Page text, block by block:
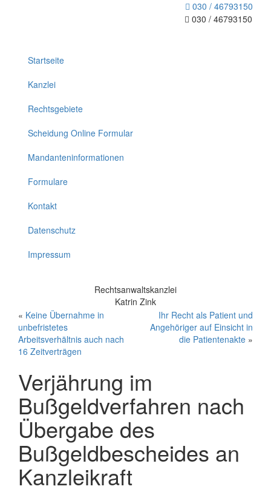
030 / 46793150
030 / 46793150
Startseite
Kanzlei
Rechtsgebiete
Scheidung Online Formular
Mandanteninformationen
Formulare
Kontakt
Datenschutz
Impressum
Rechtsanwaltskanzlei
Katrin Zink
« Keine Übernahme in
unbefristetes
Arbeitsverhältnis auch nach
16 Zeitverträgen
Ihr Recht als Patient und
Angehöriger auf Einsicht in
die Patientenakte »
Verjährung im
Bußgeldverfahren nach
Übergabe des
Bußgeldbescheides an
Kanzleikraft